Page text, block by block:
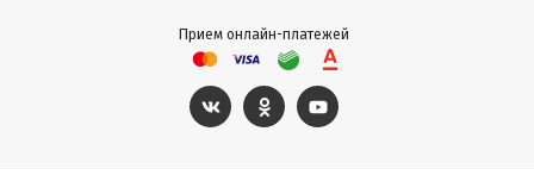
Прием онлайн-платежей